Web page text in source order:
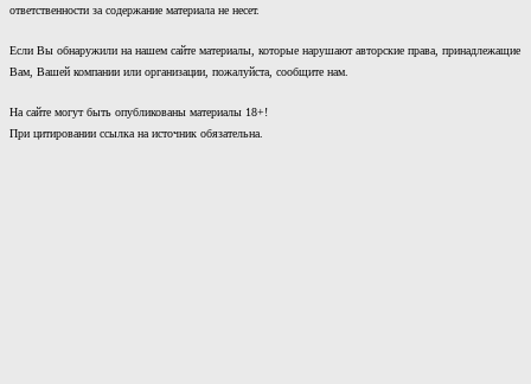
ответственности за содержание материала не несет.
Если Вы обнаружили на нашем сайте материалы, которые нарушают авторские права, принадлежащие
Вам, Вашей компании или организации, пожалуйста, сообщите нам.
На сайте могут быть опубликованы материалы 18+!
При цитировании ссылка на источник обязательна.